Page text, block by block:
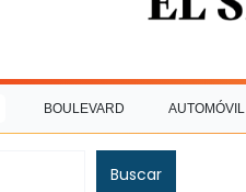
BOULEVARD AUTOMÓVIL
Buscar